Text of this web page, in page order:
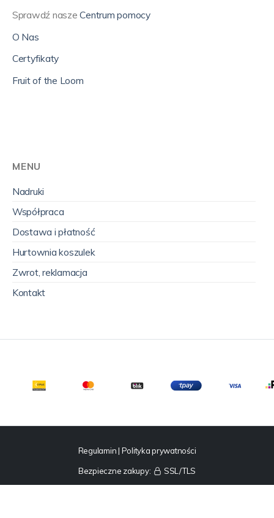
Sprawdź naszeCentrum pomocy
O Nas
Certyfikaty
Fruit of the Loom
MENU
Nadruki
Współpraca
Dostawa i płatność
Hurtownia koszulek
Zwrot, reklamacja
Kontakt
Regulamin| Polityka prywatności
Bezpieczne zakupy: SSL/TLS